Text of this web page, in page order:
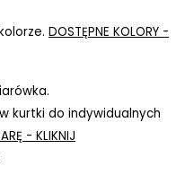
DOSTĘPNE KOLORY -
kurtki do indywidualnych
- KLIKNIJ